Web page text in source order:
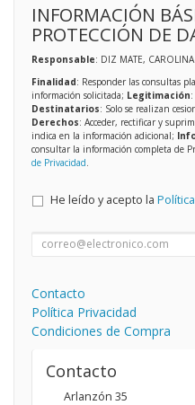
INFORMACIÓN
PROTECCIÓN DE
Responsable: DIZ MATE, CAROLINA
Finalidad: Responder las consultas
información solicitada; Legitimación
Destinatarios: Solo se realizan
Derechos: Acceder, rectificar y
indica en la información adicional;
consultar la información completa de
de Privacidad
He leído y acepto la
Contacto
Política Privacidad
Condiciones de Compra
Contacto
Arlanzón 35